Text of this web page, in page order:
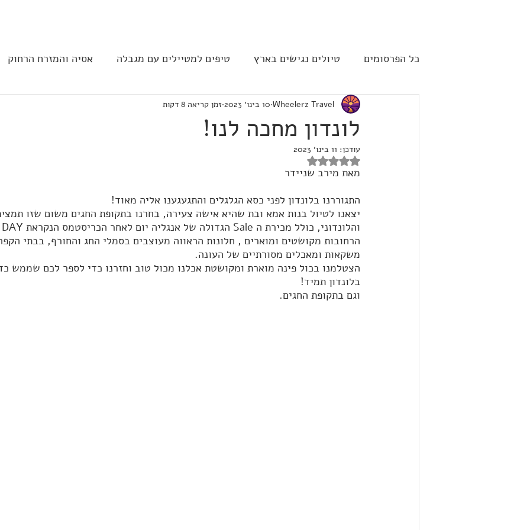
כל הפרסומים טיולים נגישים בארץ טיפים למטיילים עם מגבלה אסיה והמזרח הרחוק
שייט תענוגות - קרוז ארה"ב וצפון אמריקה נגישות בבתי מלון
לונדון מחכה לנו!
Wheelerz Travel 10 בינו׳ 2023 זמן קריאה 8 דקות
עודכן: 11 בינו׳ 2023
דירוג של NaN מתוך 5 כוכבים
מאת מירב שניידר
התגוררנו בלונדון לפני כסא הגלגלים והתגעגענו אליה מאוד!
יצאנו לטיול בנות אמא ובת שהיא אישה צעירה, בחרנו בתקופת החגים משום שזו
והלונדוני, כולל מכירת ה Sale הגדולה של אנגליה יום לאחר הכריסטמס הנקראת BOXING DAY
הרחובות מקושטים ומוארים , חלונות הראווה מעוצבים בסמלי החג והחורף, בבתי
משקאות ומאכלים מסורתיים של העונה.
הצטלמנו בכול פינה מוארת ומקושטת אכלנו מכול טוב וחזרנו כדי לספר לכם שממש
בלונדון תמיד!
וגם בתקופת החגים.